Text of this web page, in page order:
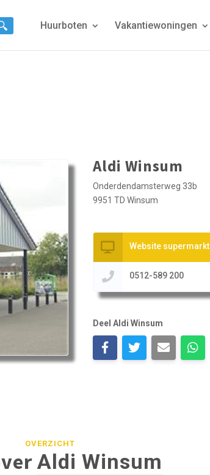
Huurboten Vakantiewoningen
Aldi Winsum
Onderdendamsterweg 33b
9951 TD Winsum
Website supermarkt
0512-589 200
Deel Aldi Winsum
OVERZICHT
Aldi Winsum